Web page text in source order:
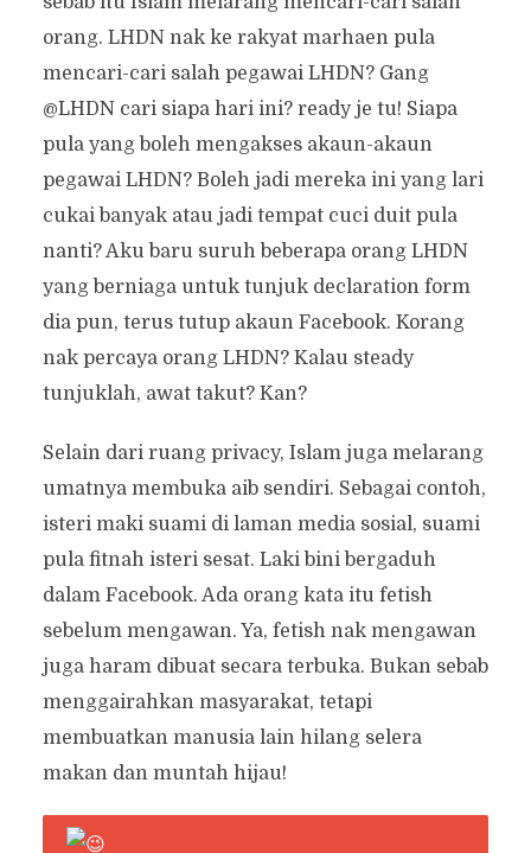
orang. LHDN nak ke rakyat marhaen pula
mencari-cari salah pegawai LHDN? Gang
@LHDN cari siapa hari ini? ready je tu! Siapa
pula yang boleh mengakses akaun-akaun
pegawai LHDN? Boleh jadi mereka ini yang lari
cukai banyak atau jadi tempat cuci duit pula
nanti? Aku baru suruh beberapa orang LHDN
yang berniaga untuk tunjuk declaration form
dia pun, terus tutup akaun Facebook. Korang
nak percaya orang LHDN? Kalau steady
tunjuklah, awat takut? Kan?
Selain dari ruang privacy, Islam juga melarang
umatnya membuka aib sendiri. Sebagai contoh,
isteri maki suami di laman media sosial, suami
pula fitnah isteri sesat. Laki bini bergaduh
dalam Facebook. Ada orang kata itu fetish
sebelum mengawan. Ya, fetish nak mengawan
juga haram dibuat secara terbuka. Bukan sebab
menggairahkan masyarakat, tetapi
membuatkan manusia lain hilang selera
makan dan muntah hijau!